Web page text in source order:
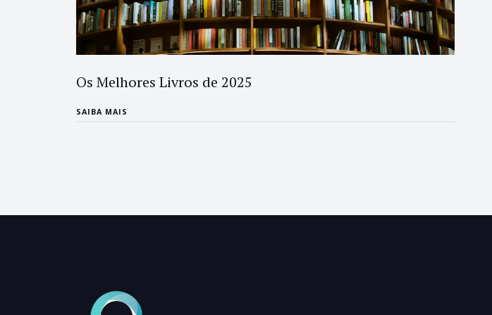
Os Melhores Livros de 2025
SAIBA MAIS